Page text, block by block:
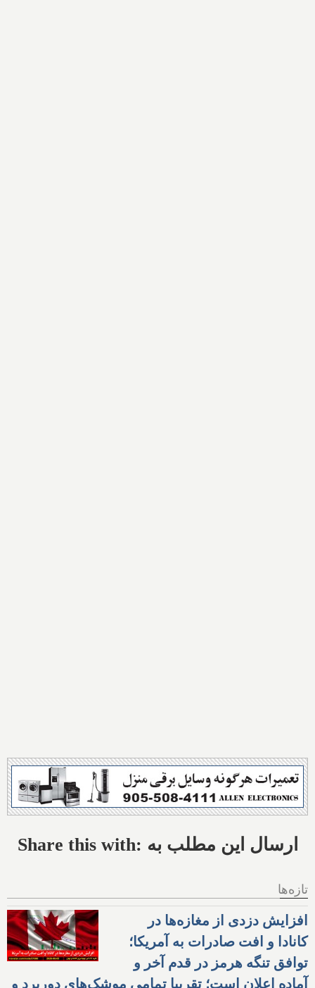
Share this with: ارسال این مطلب به
تازه‌ها
افزایش دزدی از مغازه‌ها در
کانادا و افت صادرات به آمریکا؛
توافق تنگه هرمز در قدم آخر و
آماده اعلان است؛ تقریبا تمامی موشک‌های دوربرد و